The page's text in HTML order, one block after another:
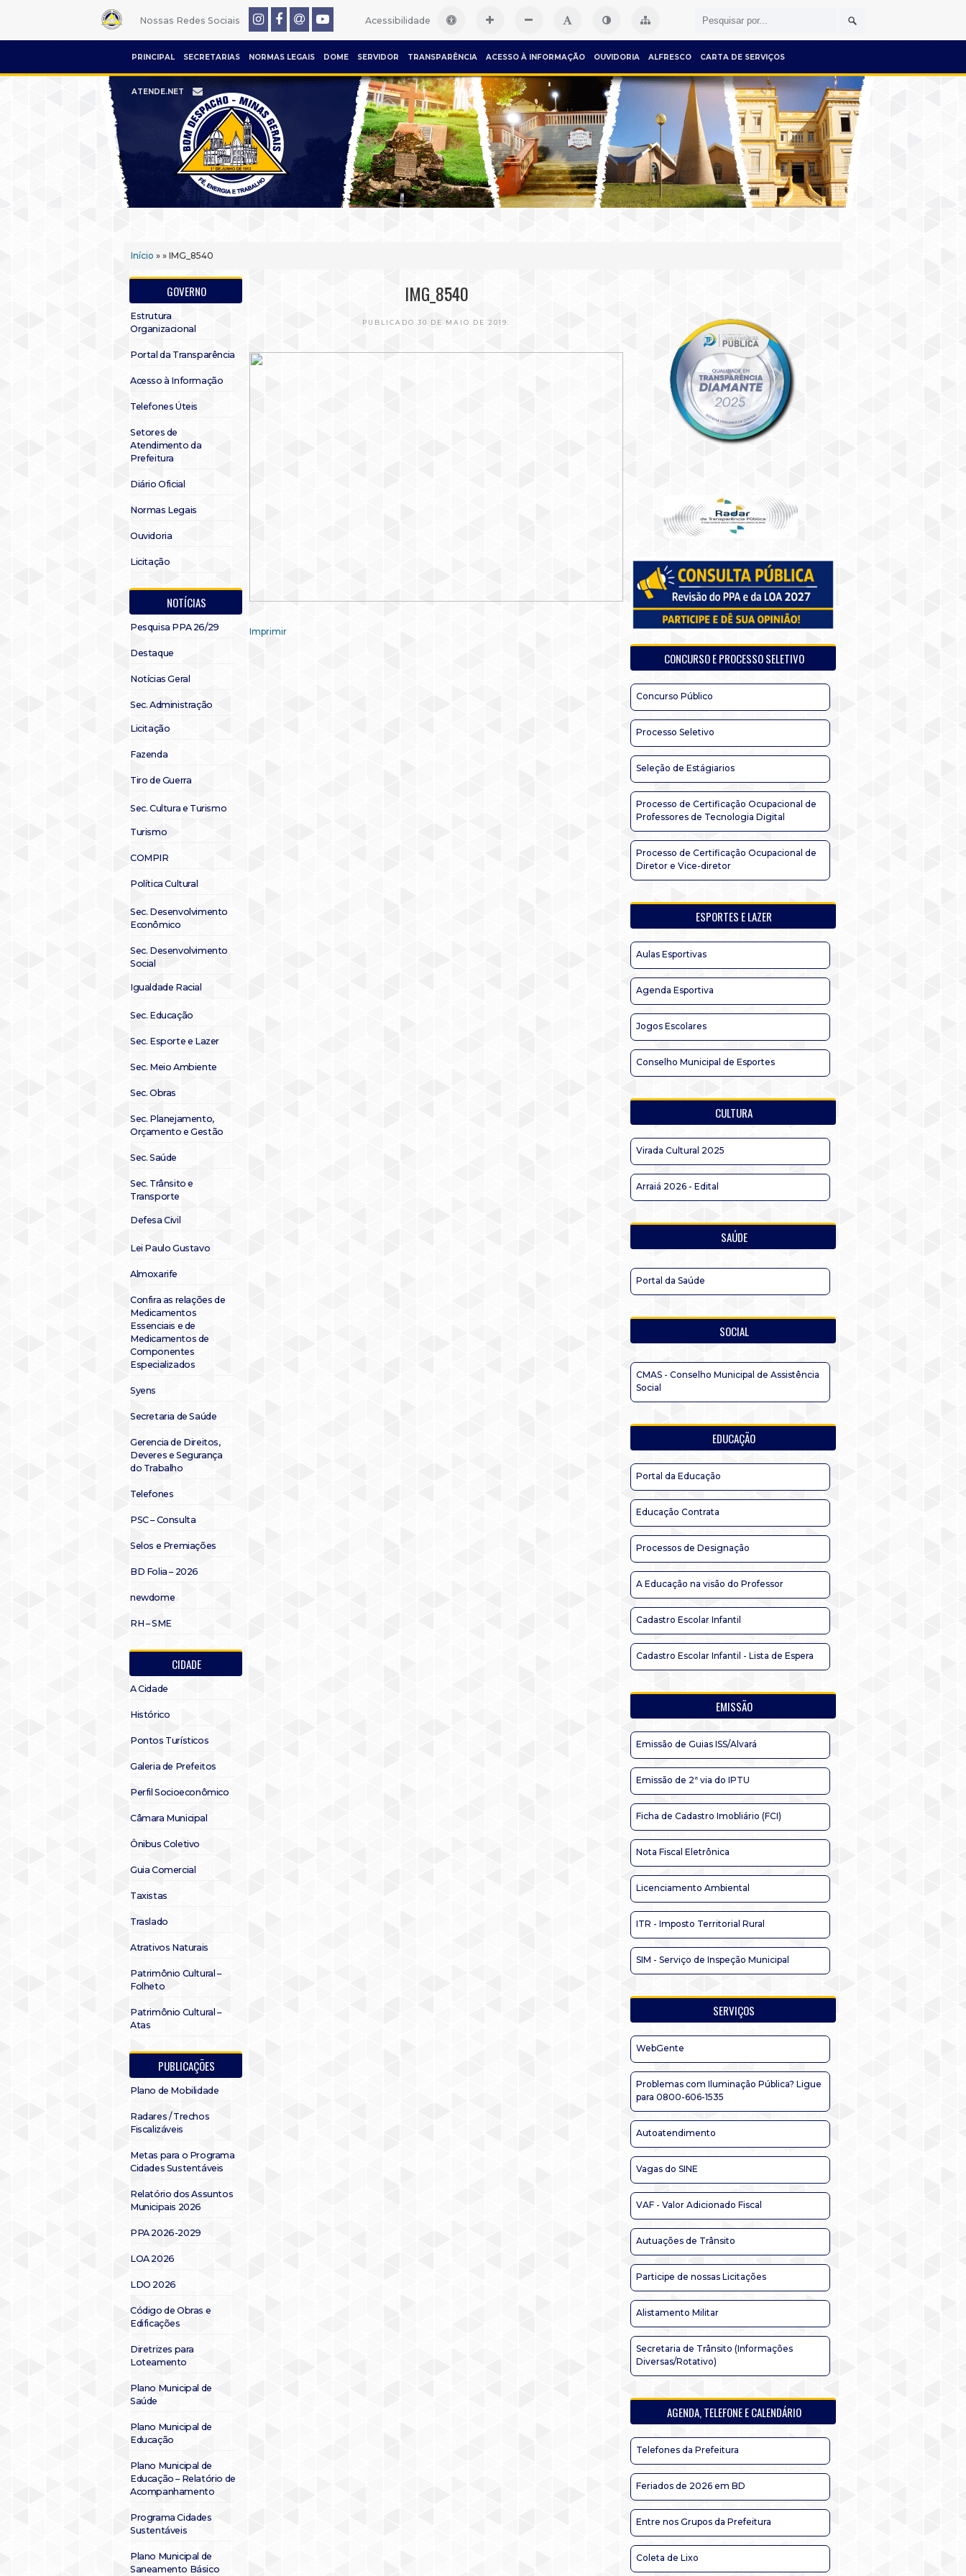
Nossas Redes Sociais Acessibilidade
PRINCIPAL SECRETARIAS NORMAS LEGAIS DOME SERVIDOR TRANSPARÊNCIA ACESSO À INFORMAÇÃO OUVIDORIA ALFRESCO CARTA DE SERVIÇOS
ATENDE.NET
Início » » IMG_8540
GOVERNO
Estrutura
Organizacional
Portal da Transparência
Acesso à Informação
Telefones Úteis
Setores de
Atendimento da
Prefeitura
Diário Oficial
Normas Legais
Ouvidoria
Licitação
NOTÍCIAS
Pesquisa PPA 26/29
Destaque
Notícias Geral
Sec. Administração
Licitação
Fazenda
Tiro de Guerra
Sec. Cultura e Turismo
Turismo
COMPIR
Política Cultural
Sec. Desenvolvimento
Econômico
Sec. Desenvolvimento
Social
Igualdade Racial
Sec. Educação
Sec. Esporte e Lazer
Sec. Meio Ambiente
Sec. Obras
Sec. Planejamento,
Orçamento e Gestão
Sec. Saúde
Sec. Trânsito e
Transporte
Defesa Civil
Lei Paulo Gustavo
Almoxarife
Confira as relações de
Medicamentos
Essenciais e de
Medicamentos de
Componentes
Especializados
Syens
Secretaria de Saúde
Gerencia de Direitos,
Deveres e Segurança
do Trabalho
Telefones
PSC – Consulta
Selos e Premiações
BD Folia – 2026
newdome
RH – SME
CIDADE
A Cidade
Histórico
Pontos Turísticos
Galeria de Prefeitos
Perfil Socioeconômico
Câmara Municipal
Ônibus Coletivo
Guia Comercial
Taxistas
Traslado
Atrativos Naturais
Patrimônio Cultural –
Folheto
Patrimônio Cultural –
Atas
PUBLICAÇÕES
Plano de Mobilidade
Radares / Trechos
Fiscalizáveis
Metas para o Programa
Cidades Sustentáveis
Relatório dos Assuntos
Municipais 2026
PPA 2026-2029
LOA 2026
LDO 2026
Código de Obras e
Edificações
Diretrizes para
Loteamento
Plano Municipal de
Saúde
Plano Municipal de
Educação
Plano Municipal de
Educação – Relatório de
Acompanhamento
Programa Cidades
Sustentáveis
Plano Municipal de
Saneamento Básico
IMG_8540
PUBLICADO 30 DE MAIO DE 2019.
Imprimir
CONCURSO E PROCESSO SELETIVO
Concurso Público
Processo Seletivo
Seleção de Estágiarios
Processo de Certificação Ocupacional de
Professores de Tecnologia Digital
Processo de Certificação Ocupacional de
Diretor e Vice-diretor
ESPORTES E LAZER
Aulas Esportivas
Agenda Esportiva
Jogos Escolares
Conselho Municipal de Esportes
CULTURA
Virada Cultural 2025
Arraiá 2026 - Edital
SAÚDE
Portal da Saúde
SOCIAL
CMAS - Conselho Municipal de Assistência
Social
EDUCAÇÃO
Portal da Educação
Educação Contrata
Processos de Designação
A Educação na visão do Professor
Cadastro Escolar Infantil
Cadastro Escolar Infantil - Lista de Espera
EMISSÃO
Emissão de Guias ISS/Alvará
Emissão de 2ª via do IPTU
Ficha de Cadastro Imobliário (FCI)
Nota Fiscal Eletrônica
Licenciamento Ambiental
ITR - Imposto Territorial Rural
SIM - Serviço de Inspeção Municipal
SERVIÇOS
WebGente
Problemas com Iluminação Pública? Ligue
para 0800-606-1535
Autoatendimento
Vagas do SINE
VAF - Valor Adicionado Fiscal
Autuações de Trânsito
Participe de nossas Licitações
Alistamento Militar
Secretaria de Trânsito (Informações
Diversas/Rotativo)
AGENDA, TELEFONE E CALENDÁRIO
Telefones da Prefeitura
Feriados de 2026 em BD
Entre nos Grupos da Prefeitura
Coleta de Lixo